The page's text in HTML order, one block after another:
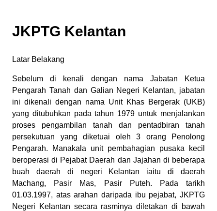
JKPTG Kelantan
Latar Belakang
Sebelum di kenali dengan nama Jabatan Ketua
Pengarah Tanah dan Galian Negeri Kelantan, jabatan
ini dikenali dengan nama Unit Khas Bergerak (UKB)
yang ditubuhkan pada tahun 1979 untuk menjalankan
proses pengambilan tanah dan pentadbiran tanah
persekutuan yang diketuai oleh 3 orang Penolong
Pengarah. Manakala unit pembahagian pusaka kecil
beroperasi di Pejabat Daerah dan Jajahan di beberapa
buah daerah di negeri Kelantan iaitu di daerah
Machang, Pasir Mas, Pasir Puteh. Pada tarikh
01.03.1997, atas arahan daripada ibu pejabat, JKPTG
Negeri Kelantan secara rasminya diletakan di bawah